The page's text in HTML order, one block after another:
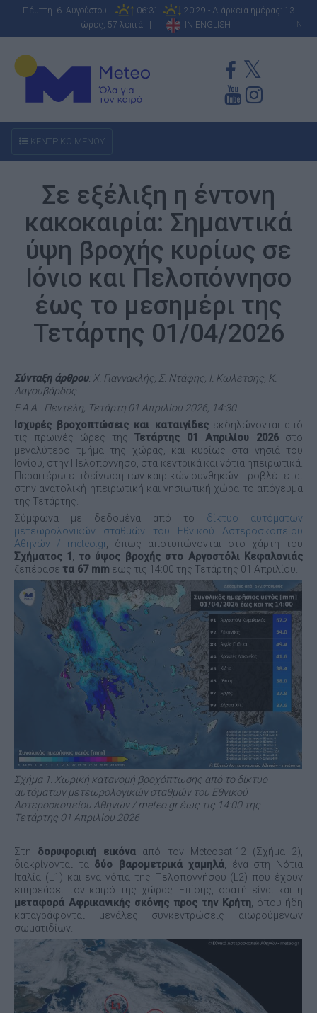
Πέμπτη 6 Αυγούστου 06:31
20:29 - Διάρκεια ημέρας: 13
ώρες, 57 λεπτά |
IN ENGLISH N
ΚΕΝΤΡΙΚΟ ΜΕΝΟΥ
Σε εξέλιξη η έντονη
κακοκαιρία: Σημαντικά
ύψη βροχής κυρίως σε
Ιόνιο και Πελοπόννησο
έως το μεσημέρι της
Τετάρτης 01/04/2026
Σύνταξη άρθρου: Χ. Γιαννακλής, Σ. Ντάφης, Ι. Κωλέτσης, Κ.
Λαγουβάρδος
Ε.Α.Α - Πεντέλη, Τετάρτη 01 Απριλίου 2026, 14:30
Ισχυρές βροχοπτώσεις και καταιγίδεςεκδηλώνονται από
τις πρωινές ώρες της Τετάρτης 01 Απριλίου 2026 στο
μεγαλύτερο τμήμα της χώρας, και κυρίως στα νησιά του
Ιονίου, στην Πελοπόννησο, στα κεντρικά και νότια ηπειρωτικά.
Περαιτέρω επιδείνωση των καιρικών συνθηκών προβλέπεται
στην ανατολική ηπειρωτική και νησιωτική χώρα το απόγευμα
της Τετάρτης.
Σύμφωνα με δεδομένα από το δίκτυο αυτόματων
μετεωρολογικών σταθμών του Εθνικού Αστεροσκοπείου
Αθηνών / meteo.gr , όπως αποτυπώνονται στο χάρτη του
Σχήματος 1
το ύψος βροχής στο Αργοστόλι Κεφαλονιάς
ξεπέρασε τα 67 mm έως τις 14:00 της Τετάρτης 01 Απριλίου.
Σχήμα 1. Χωρική κατανομή βροχόπτωσης από το δίκτυο
αυτόματων μετεωρολογικών σταθμών του Εθνικού
Αστεροσκοπείου Αθηνών / meteo.gr έως τις 14:00 της
Τετάρτης 01 Απριλίου 2026
Στη δορυφορική εικόνα από τον Meteosat-12 (Σχήμα 2),
διακρίνονται τα δύο βαρομετρικά χαμηλά , ένα στη Νότια
Ιταλία (L1) και ένα νότια της Πελοποννήσου (L2) που έχουν
επηρεάσει τον καιρό της χώρας. Επίσης, ορατή είναι και η
μεταφορά Αφρικανικής σκόνης προς την Κρήτη , όπου ήδη
καταγράφονται μεγάλες συγκεντρώσεις αιωρούμενων
σωματιδίων.